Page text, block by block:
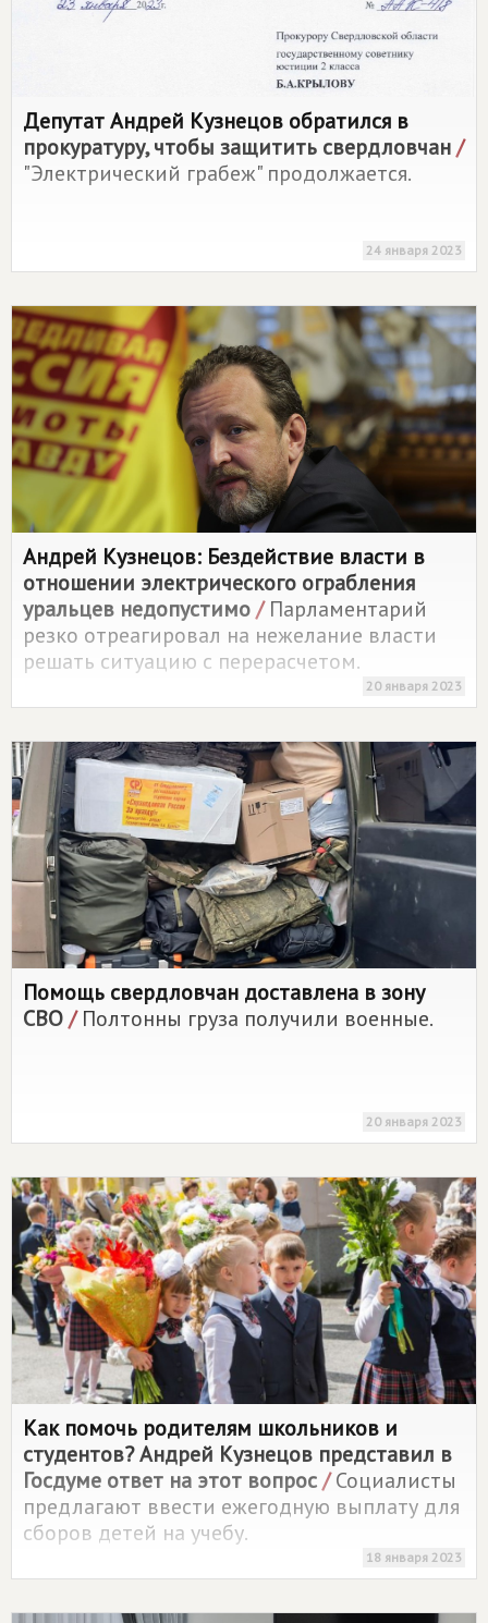
Депутат Андрей Кузнецов обратился в
прокуратуру, чтобы защитить свердловчан/
"Электрический грабеж" продолжается.
24 января 2023
Андрей Кузнецов: Бездействие власти в
отношении электрического ограбления
уральцев недопустимо/Парламентарий
резко отреагировал на нежелание власти
решать ситуацию с перерасчетом.
20 января 2023
Помощь свердловчан доставлена в зону
СВО/Полтонны груза получили военные.
20 января 2023
Как помочь родителям школьников и
студентов? Андрей Кузнецов представил в
Госдуме ответ на этот вопрос/Социалисты
предлагают ввести ежегодную выплату для
сборов детей на учебу.
18 января 2023